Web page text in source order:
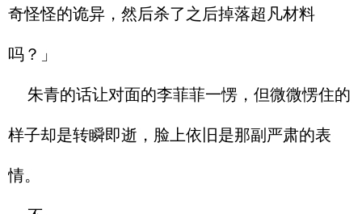
奇怪怪的诡异，然后杀了之后掉落超凡材料
吗？」
朱青的话让对面的李菲菲一愣，但微微愣住的
样子却是转瞬即逝，脸上依旧是那副严肃的表
情。